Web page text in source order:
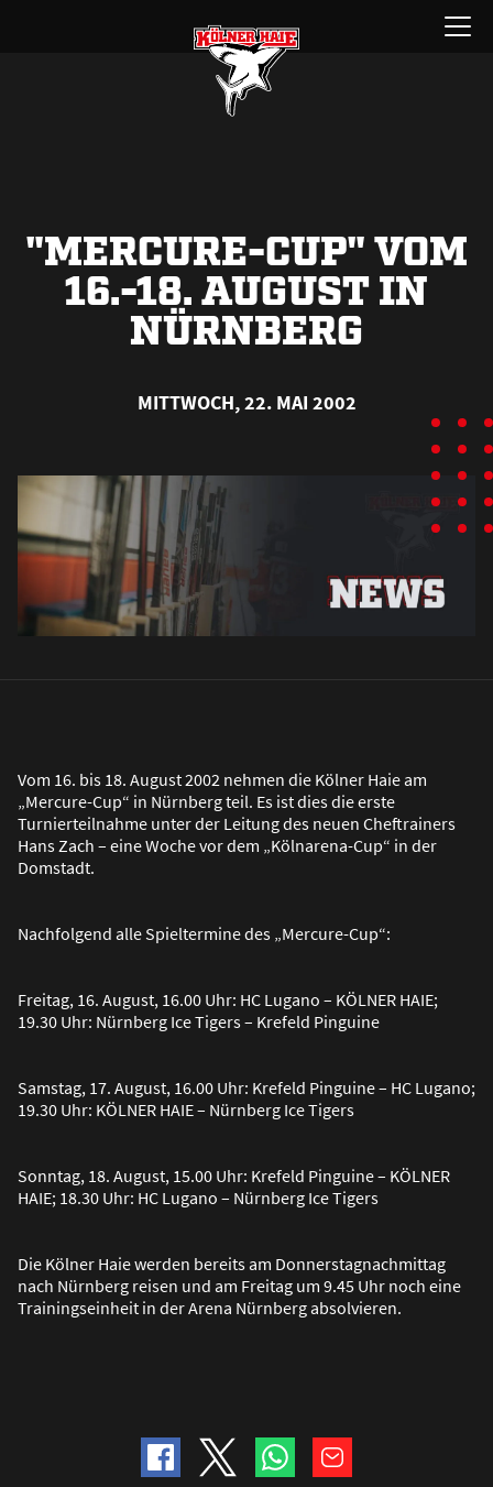
Menü
öffnen
"MERCURE-CUP" VOM
16.-18. AUGUST IN
NÜRNBERG
MITTWOCH, 22. MAI 2002
Vom 16. bis 18. August 2002 nehmen die Kölner Haie am
„Mercure-Cup“ in Nürnberg teil. Es ist dies die erste
Turnierteilnahme unter der Leitung des neuen Cheftrainers
Hans Zach – eine Woche vor dem „Kölnarena-Cup“ in der
Domstadt.
Nachfolgend alle Spieltermine des „Mercure-Cup“:
Freitag, 16. August, 16.00 Uhr: HC Lugano – KÖLNER HAIE;
19.30 Uhr: Nürnberg Ice Tigers – Krefeld Pinguine
Samstag, 17. August, 16.00 Uhr: Krefeld Pinguine – HC Lugano;
19.30 Uhr: KÖLNER HAIE – Nürnberg Ice Tigers
Sonntag, 18. August, 15.00 Uhr: Krefeld Pinguine – KÖLNER
HAIE; 18.30 Uhr: HC Lugano – Nürnberg Ice Tigers
Die Kölner Haie werden bereits am Donnerstagnachmittag
nach Nürnberg reisen und am Freitag um 9.45 Uhr noch eine
Trainingseinheit in der Arena Nürnberg absolvieren.